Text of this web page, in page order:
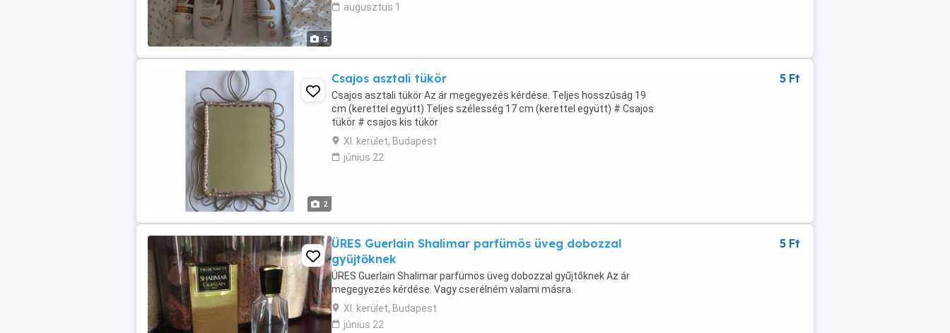
5
augusztus 1
2
Csajos asztali tükör
Csajos asztali tükör Az ár megegyezés kérdése. Teljes hosszúság 19
cm (kerettel együtt) Teljes szélesség 17 cm (kerettel együtt) # Csajos
tükör # csajos kis tükör
XI. kerület, Budapest
június 22
5 Ft
ÜRES Guerlain Shalimar parfümös üveg dobozzal
gyűjtőknek
ÜRES Guerlain Shalimar parfümös üveg dobozzal gyűjtőknek Az ár
megegyezés kérdése. Vagy cserélném valami másra.
XI. kerület, Budapest
június 22
5 Ft